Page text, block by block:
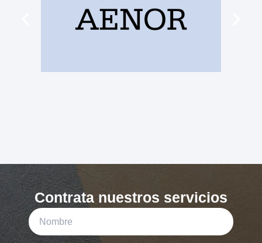
Contrata nuestros servicios